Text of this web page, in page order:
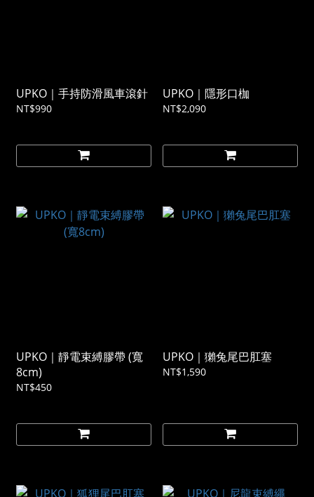
UPKO｜手持防滑風車滾針
NT$990
UPKO｜隱形口枷
NT$2,090
UPKO｜靜電束縛膠帶 (寬
8cm)
NT$450
UPKO｜獺兔尾巴肛塞
NT$1,590